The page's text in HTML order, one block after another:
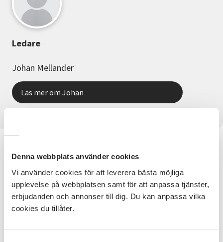
Denna webbplats använder cookies
Vi använder cookies för att leverera bästa möjliga
upplevelse på webbplatsen samt för att anpassa tjänster,
erbjudanden och annonser till dig. Du kan anpassa vilka
cookies du tillåter.
Kursinnehåll
Lär dig mer om användbara funktioner i din
mobiltelefon
Ledare
Johan Mellander
Läs mer om Johan